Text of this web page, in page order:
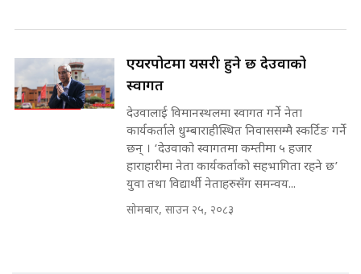
मन्त्री राजकुमारलाई घुस दिने विचौलीया
पूर्व मन्त्री रञ्जिता || SIDHAKURA
||
मन्त्रीले घुस डिल गरेको अडियो ! दुई झोला
नोट मन्त्रीलाई घुस | SIDHAKURA |
एयरपोर्टमा यसरी हुने छ देउवाको
स्वागत
देउवालाई विमानस्थलमा स्वागत गर्ने नेता
कार्यकर्ताले धुम्बाराहीस्थित निवाससम्मै स्कर्टिङ गर्ने
छन् । ‘देउवाको स्वागतमा कम्तीमा ५ हजार
हाराहारीमा नेता कार्यकर्ताको सहभागिता रहने छ’
युवा तथा विद्यार्थी नेताहरुसँग समन्वय...
सोमबार, साउन २५, २०८३